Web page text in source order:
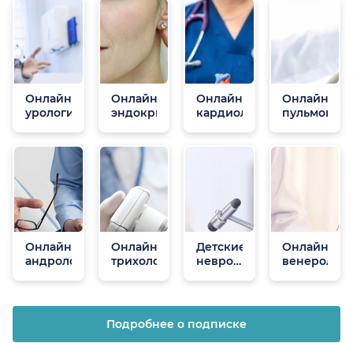
Онлайн
урологи
Онлайн
эндокринологи
Онлайн
кардиологи
Онлайн
Онлайн
андрологи
Онлайн
трихологи
Детские
неврологи
Онлайн
венерологи
Подробнее о подписке